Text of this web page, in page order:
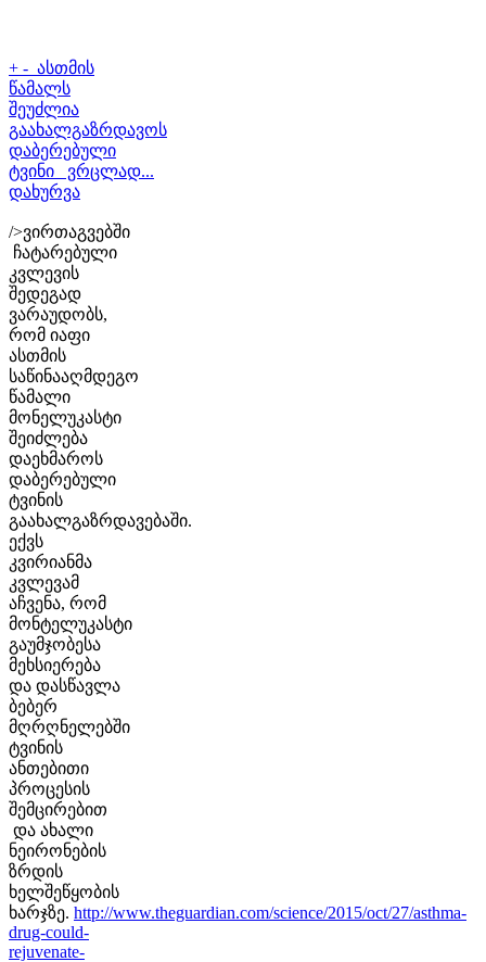
+ - ასთმის
წამალს
შეუძლია
გაახალგაზრდავოს
დაბერებული
ტვინი ვრცლად...
დახურვა
/>ვირთაგვებში
ჩატარებული
კვლევის
შედეგად
ვარაუდობს,
რომ იაფი
ასთმის
საწინააღმდეგო
წამალი
მონელუკასტი
შეიძლება
დაეხმაროს
დაბერებული
ტვინის
გაახალგაზრდავებაში.
ექვს
კვირიანმა
კვლევამ
აჩვენა, რომ
მონტელუკასტი
გაუმჯობესა
მეხსიერება
და დასწავლა
ბებერ
მღრღნელებში
ტვინის
ანთებითი
პროცესის
შემცირებით
და ახალი
ნეირონების
ზრდის
ხელშეწყობის
ხარჯზე. http://www.theguardian.com/science/2015/oct/27/asthma-
drug-could-
rejuvenate-